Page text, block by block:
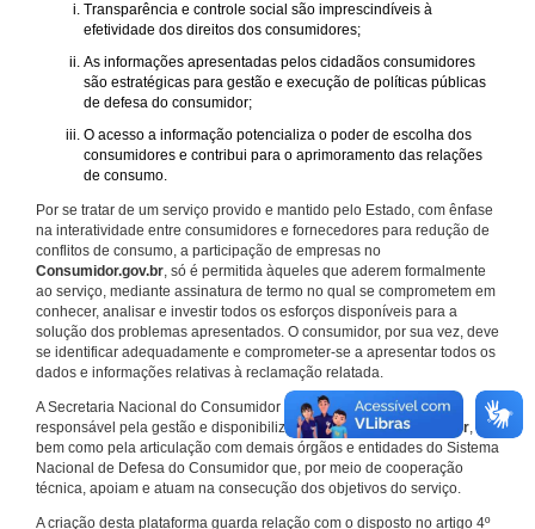
Transparência e controle social são imprescindíveis à
efetividade dos direitos dos consumidores;
As informações apresentadas pelos cidadãos consumidores
são estratégicas para gestão e execução de políticas públicas
de defesa do consumidor;
O acesso a informação potencializa o poder de escolha dos
consumidores e contribui para o aprimoramento das relações
de consumo.
Por se tratar de um serviço provido e mantido pelo Estado, com ênfase
na interatividade entre consumidores e fornecedores para redução de
conflitos de consumo, a participação de empresas no
Consumidor.gov.br, só é permitida àqueles que aderem formalmente
ao serviço, mediante assinatura de termo no qual se comprometem em
conhecer, analisar e investir todos os esforços disponíveis para a
solução dos problemas apresentados. O consumidor, por sua vez, deve
se identificar adequadamente e comprometer-se a apresentar todos os
dados e informações relativas à reclamação relatada.
A Secretaria Nacional do Consumidor do Ministério da Justiça é a
responsável pela gestão e disponibilização doConsumidor.gov.br,
bem como pela articulação com demais órgãos e entidades do Sistema
Nacional de Defesa do Consumidor que, por meio de cooperação
técnica, apoiam e atuam na consecução dos objetivos do serviço.
A criação desta plataforma guarda relação com o disposto no artigo 4º